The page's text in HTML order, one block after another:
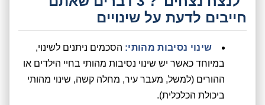
חייבים לדעת על שינויים
שינוי נסיבות מהותי: הסכמים ניתנים לשינוי,
במיוחד כאשר יש שינוי נסיבות מהותי בחיי הילדים או
ההורים (למשל, מעבר עיר, מחלה קשה, שינוי מהותי
ביכולת הכלכלית).